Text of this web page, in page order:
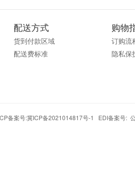
配送方式
货到付款区域
配送费标准
购物
订购流
隐私保
备案号:冀ICP备2021014817号-1 EDI备案号: